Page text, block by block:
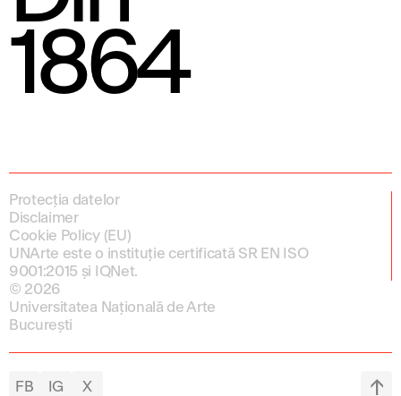
1864
Protecția datelor
Disclaimer
Cookie Policy (EU)
UNArte este o instituție certificată SR EN ISO
9001:2015 și IQNet.
© 2026
Universitatea Națională de Arte
București
FB IG X